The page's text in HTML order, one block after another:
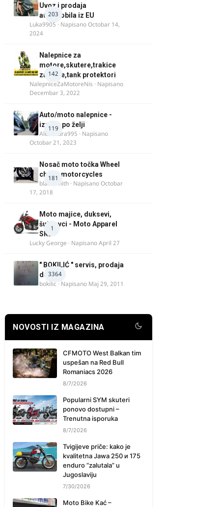
203
Uvoz i prodaja
automobila iz EU
Luka9905 · NapisanoOctobar 14,
2024
142
Nalepnice za
motore,skutere,trakice
za felne,tank protektori
NalepniceZaMotoreNis · Napisano
Decembar 3, 2022
119
Auto/moto nalepnice -
izrada po želji
Alexandra995 · Napisano
Octobar 21, 2023
181
Nosač moto točka Wheel
chock motorcycles
blacksmith · NapisanoOctobar
17, 2018
1
Moto majice, duksevi,
šuškavci - Moto Apparel
SRB
Lucky George · NapisanoApril 27
3364
" BOKILIĆ " servis, prodaja
delova
bokilic · Napisano Maj 29, 2011
NOVOSTI IZ MAGAZINA
CFMOTO West Balkan tim
uspešan na Red Bull
Romaniacs 2026
8/7/2026
Popularni SYM skuteri
ponovo dostupni –
Trenutna isporuka
8/7/2026
Tvigijeve priče: kako je
kvalitetna Jawa 250 и 175
enduro “zalutala” u
Jugoslaviju
7/30/2026
Moto Bike Kać –